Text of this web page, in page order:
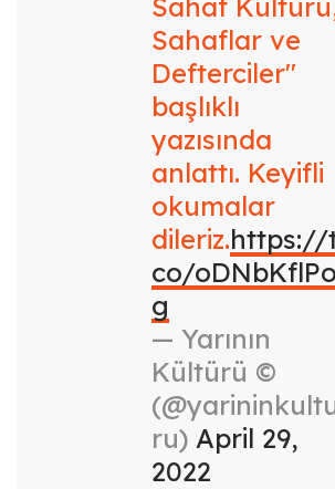
Sahaf
Sahaflar ve
Defterciler"
başlıklı
yazısında
anlattı. Keyifli
okumalar
dileriz.https://
co/oDNbKflPo
g
— Yarının
Kültürü ©
ru) April 29,
2022